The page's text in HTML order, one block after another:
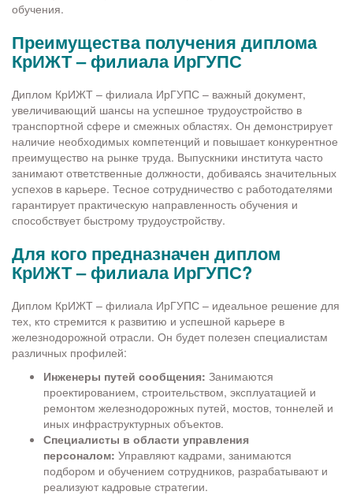
обучения.
Преимущества получения диплома
КрИЖТ – филиала ИрГУПС
Диплом КрИЖТ – филиала ИрГУПС – важный документ,
увеличивающий шансы на успешное трудоустройство в
транспортной сфере и смежных областях. Он демонстрирует
наличие необходимых компетенций и повышает конкурентное
преимущество на рынке труда. Выпускники института часто
занимают ответственные должности, добиваясь значительных
успехов в карьере. Тесное сотрудничество с работодателями
гарантирует практическую направленность обучения и
способствует быстрому трудоустройству.
Для кого предназначен диплом
КрИЖТ – филиала ИрГУПС?
Диплом КрИЖТ – филиала ИрГУПС – идеальное решение для
тех, кто стремится к развитию и успешной карьере в
железнодорожной отрасли. Он будет полезен специалистам
различных профилей:
Инженеры путей сообщения: Занимаются
проектированием, строительством, эксплуатацией и
ремонтом железнодорожных путей, мостов, тоннелей и
иных инфраструктурных объектов.
Специалисты в области управления
персоналом: Управляют кадрами, занимаются
подбором и обучением сотрудников, разрабатывают и
реализуют кадровые стратегии.